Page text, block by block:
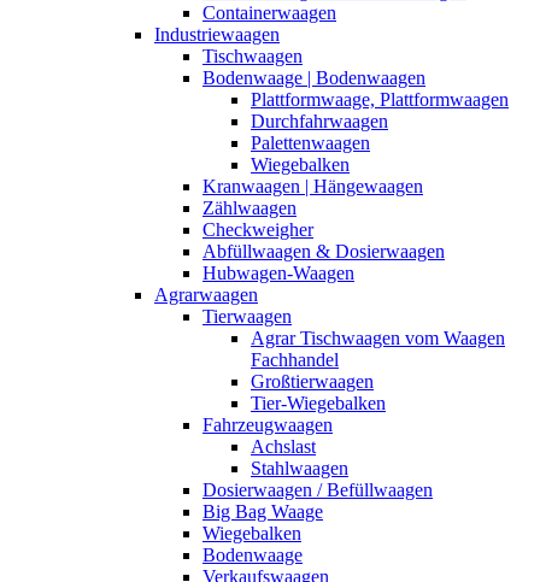
Containerwaagen
Industriewaagen
Tischwaagen
Bodenwaage | Bodenwaagen
Plattformwaage, Plattformwaagen
Durchfahrwaagen
Palettenwaagen
Wiegebalken
Kranwaagen | Hängewaagen
Zählwaagen
Checkweigher
Abfüllwaagen & Dosierwaagen
Hubwagen-Waagen
Agrarwaagen
Tierwaagen
Agrar Tischwaagen vom Waagen
Fachhandel
Großtierwaagen
Tier-Wiegebalken
Fahrzeugwaagen
Achslast
Stahlwaagen
Dosierwaagen / Befüllwaagen
Big Bag Waage
Wiegebalken
Bodenwaage
Verkaufswaagen